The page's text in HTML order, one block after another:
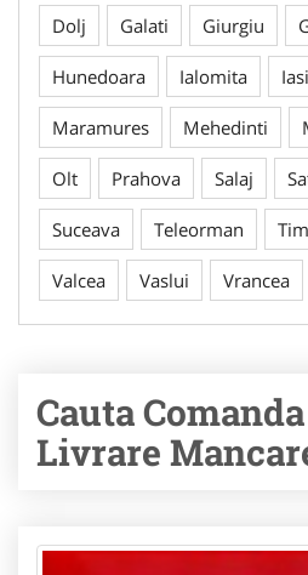
Dolj Galati Giurgiu
Hunedoara Ialomita Iasi
Maramures Mehedinti
Olt Prahova Salaj
Suceava Teleorman
Valcea Vaslui Vrancea
Cauta
Livrare